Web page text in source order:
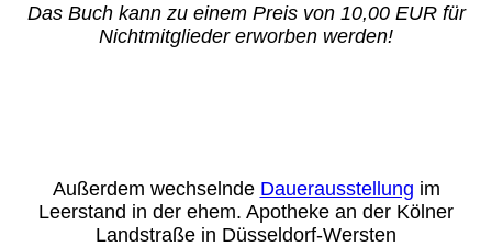
Das Buch kann zu einem Preis von 10,00 EUR für
Nichtmitglieder erworben werden!
Außerdem wechselnde Dauerausstellung im
Leerstand in der ehem. Apotheke an der Kölner
Landstraße in Düsseldorf-Wersten